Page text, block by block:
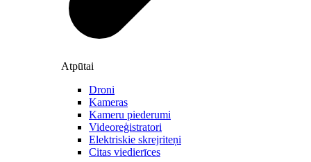
Atpūtai
Droni
Kameras
Kameru piederumi
Videoreģistratori
Elektriskie skrejriteņi
Citas viedierīces